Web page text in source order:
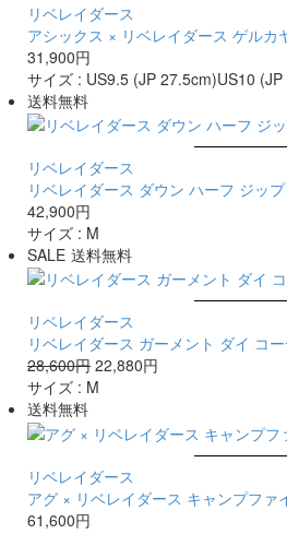
リベレイダース
アシックス × リベレイダース ゲルカ
31,900円
サイズ : US9.5 (JP 27.5cm)US10
送料無料
リベレイダース
リベレイダース ダウン ハーフ ジッ
42,900円
サイズ : M
SALE 送料無料
リベレイダース
リベレイダース ガーメント ダイ コ
28,600円 22,880円
サイズ : M
送料無料
リベレイダース
アグ × リベレイダース キャンプファ
61,600円